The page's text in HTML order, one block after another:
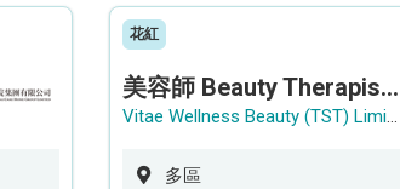
花紅
美容師 Beauty Therapist (銅鑼灣 / 尖沙咀)
Vitae Wellness Beauty (TST) Limited
多區